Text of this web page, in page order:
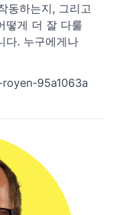
동하는지, 그리고
떻게 더 잘 다룰
다. 누구에게나
95a1063a